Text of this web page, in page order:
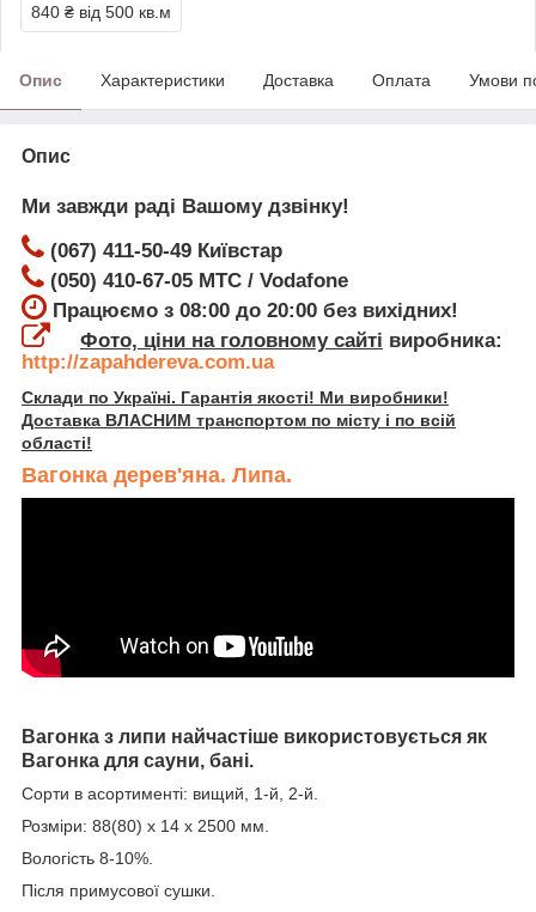
840 ₴ від 500 кв.м
Опис Характеристики Доставка Оплата Умови
Опис
Ми завжди раді Вашому дзвінку!
(067) 411-50-49 Київстар
(050) 410-67-05 МТС / Vodafone
Працюємо з 08:00 до 20:00 без вихідних!
Фото, ціни на головному сайті виробника:
http://zapahdereva.com.ua
Склади по Україні. Гарантія якості! Ми виробники!
Доставка ВЛАСНИМ транспортом по місту і по всій
області!
Вагонка дерев'яна. Липа.
Вагонка з липи найчастіше використовується як
Вагонка для сауни, бані.
Сорти в асортименті: вищий, 1-й, 2-й.
Розміри: 88(80) х 14 х 2500 мм.
Вологість 8-10%.
Після примусової сушки.